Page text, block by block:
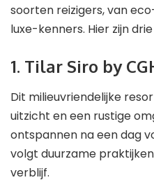
soorten reizigers, van
luxe-kenners. Hier zijn
1. Tilar Siro by
Dit milieuvriendelijke
uitzicht en een rustige
ontspannen na een dag
volgt duurzame
verblijf.